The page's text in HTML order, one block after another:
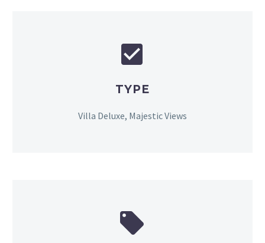


TYPE
Villa Deluxe, Majestic Views

